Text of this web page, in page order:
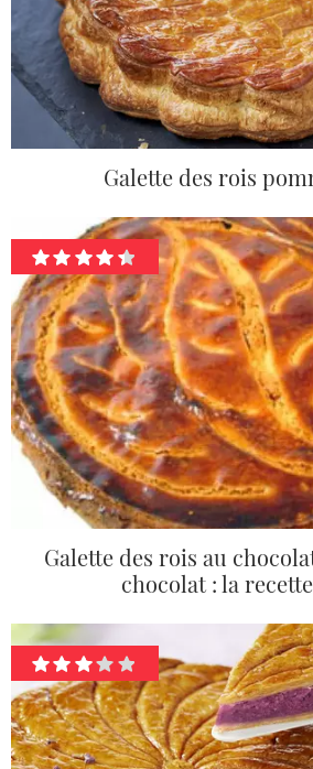
Galette des rois
Galette des rois au
chocolat : la